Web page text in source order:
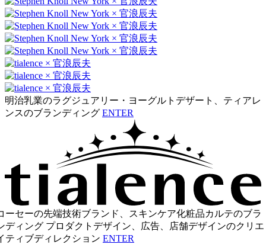
明治乳業のラグジュアリー・ヨーグルトデザート、ティアレ
ンスのブランディング ENTER
ーセーの先端技術ブランド、スキンケア化粧品カルテのブラ
ディング プロダクトデザイン、広告、店舗デザインのクリエ
ティブディレクション ENTER